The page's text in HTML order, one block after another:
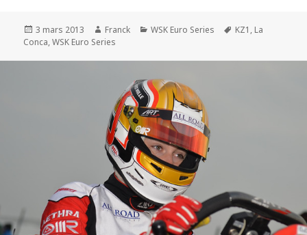
Publié
le
3 mars 2013 Auteur
Franck Catégories
WSK Euro Series
Mots-
KZ1 , La
Conca,WSK Euro Series